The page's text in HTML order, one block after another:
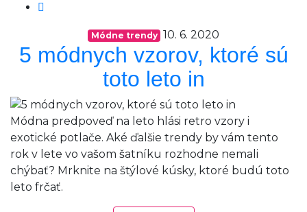
Módne trendy 10. 6. 2020
5 módnych vzorov, ktoré sú
toto leto in
Módna predpoveď na leto hlási retro vzory i
exotické potlače. Aké ďalšie trendy by vám tento
rok v lete vo vašom šatníku rozhodne nemali
chýbať? Mrknite na štýlové kúsky, ktoré budú toto
leto frčať.